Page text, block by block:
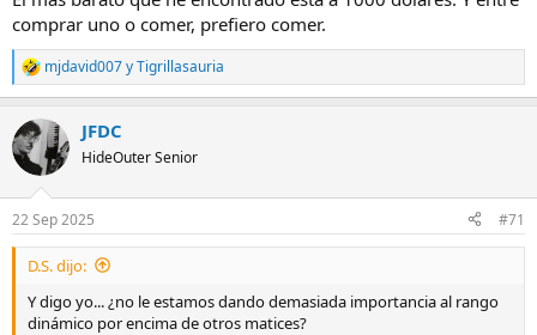
comprar uno o comer, prefiero comer.
R
e
c
c
i
e
s
mjdavid007yTigrillasauria
JFDC
HideOuter Senior
22 Sep 2025 #71
D.S. dijo:
Y digo yo... ¿no le estamos dando demasiada importancia al rango
dinámico por encima de otros matices?